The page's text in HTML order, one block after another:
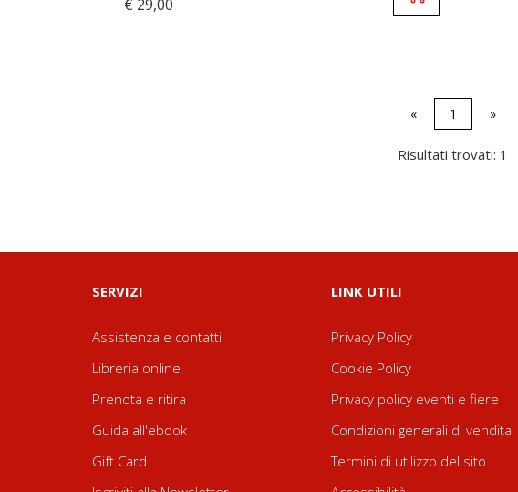
€ 29,00
« 1 »
Risultati trovati: 1
SERVIZI
Assistenza e contatti
Libreria online
Prenota e ritira
Guida all'ebook
Gift Card
LINK UTILI
Privacy Policy
Cookie Policy
Privacy policy eventi e fiere
Condizioni generali di vendita
Termini di utilizzo del sito